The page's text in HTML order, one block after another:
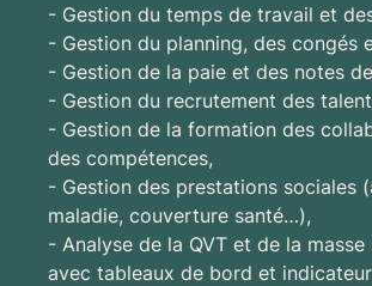
- Gestion du temps de travail et
- Gestion du planning, des congés
- Gestion de la paie et des notes
- Gestion du recrutement des
- Gestion de la formation des
des compétences,
- Gestion des prestations sociales
maladie, couverture santé…),
- Analyse de la QVT et de la masse
avec tableaux de bord et